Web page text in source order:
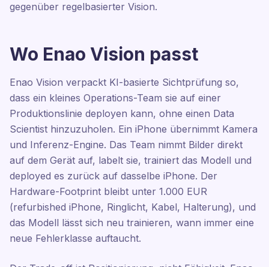
gegenüber regelbasierter Vision.
Wo Enao Vision passt
Enao Vision verpackt KI-basierte Sichtprüfung so,
dass ein kleines Operations-Team sie auf einer
Produktionslinie deployen kann, ohne einen Data
Scientist hinzuzuholen. Ein iPhone übernimmt Kamera
und Inferenz-Engine. Das Team nimmt Bilder direkt
auf dem Gerät auf, labelt sie, trainiert das Modell und
deployed es zurück auf dasselbe iPhone. Der
Hardware-Footprint bleibt unter 1.000 EUR
(refurbished iPhone, Ringlicht, Kabel, Halterung), und
das Modell lässt sich neu trainieren, wann immer eine
neue Fehlerklasse auftaucht.